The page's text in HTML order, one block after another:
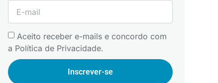
Aceito receber e-mails e concordo com
a Política de Privacidade.
Inscrever-se